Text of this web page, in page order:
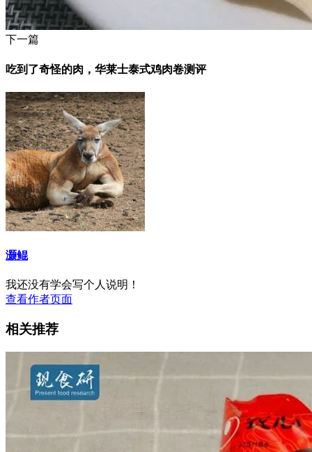
下一篇
吃到了奇怪的肉，华莱士泰式鸡肉卷测评
灏鲲
我还没有学会写个人说明！
查看作者页面
相关推荐